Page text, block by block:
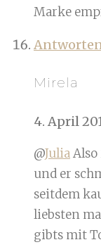
Marke
Mirela
4. April
@Julia
und er
seitdem
liebsten
gibts mit